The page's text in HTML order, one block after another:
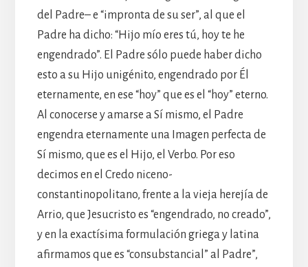
del Padre– e “impronta de su ser”, al que el
Padre ha dicho: “Hijo mío eres tú, hoy te he
engendrado”. El Padre sólo puede haber dicho
esto a su Hijo unigénito, engendrado por Él
eternamente, en ese “hoy” que es el “hoy” eterno.
Al conocerse y amarse a Sí mismo, el Padre
engendra eternamente una Imagen perfecta de
Sí mismo, que es el Hijo, el Verbo. Por eso
decimos en el Credo niceno-
constantinopolitano, frente a la vieja herejía de
Arrio, que Jesucristo es “engendrado, no creado”,
y en la exactísima formulación griega y latina
afirmamos que es “consubstancial” al Padre”,